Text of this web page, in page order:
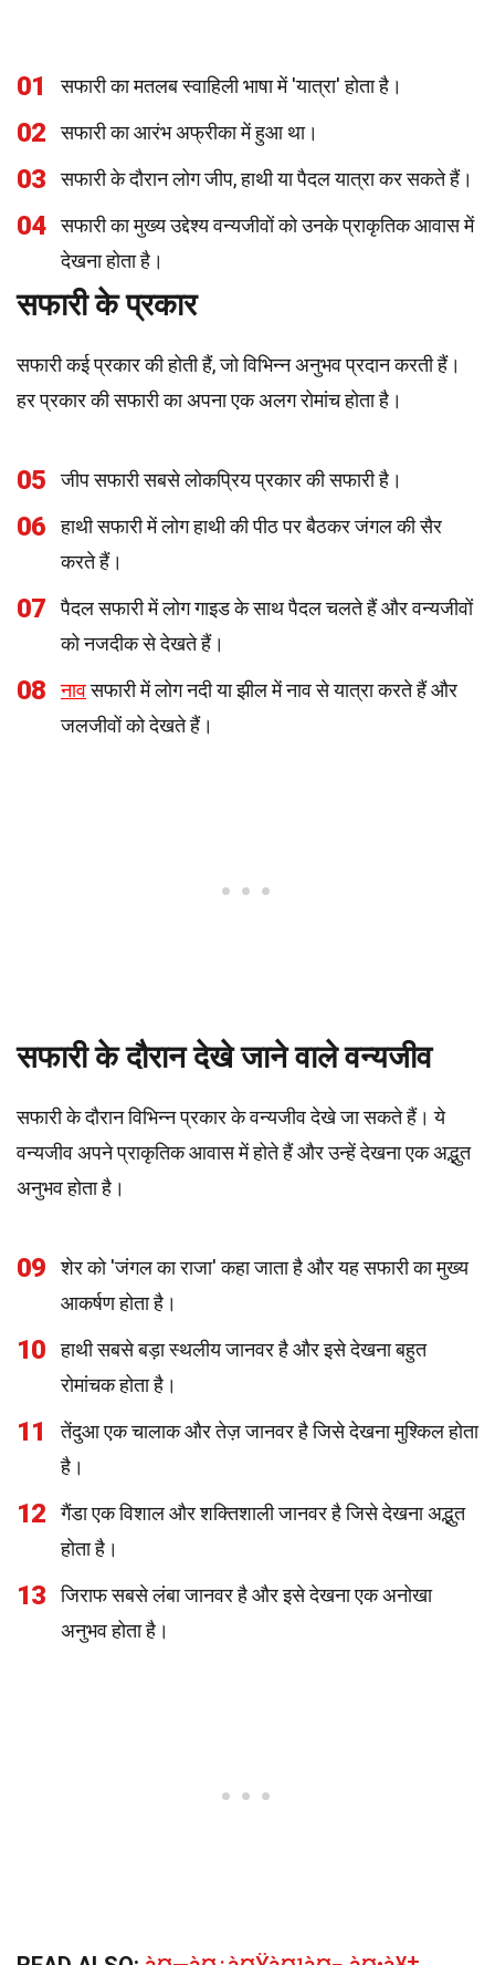
01 सफारी का मतलब स्वाहिली भाषा में 'यात्रा' होता है।
02 सफारी का आरंभ अफ्रीका में हुआ था।
03 सफारी के दौरान लोग जीप, हाथी या पैदल यात्रा कर सकते हैं।
04
सफारी का मुख्य उद्देश्य वन्यजीवों को उनके प्राकृतिक आवास में
देखना होता है।
सफारी के प्रकार
सफारी कई प्रकार की होती हैं, जो विभिन्न अनुभव प्रदान करती हैं।
हर प्रकार की सफारी का अपना एक अलग रोमांच होता है।
05 जीप सफारी सबसे लोकप्रिय प्रकार की सफारी है।
06
हाथी सफारी में लोग हाथी की पीठ पर बैठकर जंगल की सैर
करते हैं।
07
पैदल सफारी में लोग गाइड के साथ पैदल चलते हैं और वन्यजीवों
को नजदीक से देखते हैं।
08 नावसफारी में लोग नदी या झील में नाव से यात्रा करते हैं और
जलजीवों को देखते हैं।
सफारी के दौरान देखे जाने वाले वन्यजीव
सफारी के दौरान विभिन्न प्रकार के वन्यजीव देखे जा सकते हैं। ये
वन्यजीव अपने प्राकृतिक आवास में होते हैं और उन्हें देखना एक अद्भुत
अनुभव होता है।
09
शेर को 'जंगल का राजा' कहा जाता है और यह सफारी का मुख्य
आकर्षण होता है।
10
हाथी सबसे बड़ा स्थलीय जानवर है और इसे देखना बहुत
रोमांचक होता है।
11
तेंदुआ एक चालाक और तेज़ जानवर है जिसे देखना मुश्किल होता
है।
12
गैंडा एक विशाल और शक्तिशाली जानवर है जिसे देखना अद्भुत
होता है।
13
जिराफ सबसे लंबा जानवर है और इसे देखना एक अनोखा
अनुभव होता है।